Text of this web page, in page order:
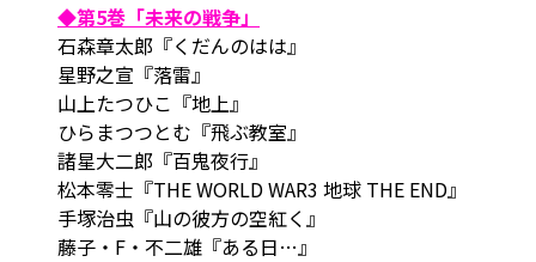
◆第5巻「未来の戦争」
石森章太郎『くだんのはは』
星野之宣『落雷』
山上たつひこ『地上』
ひらまつつとむ『飛ぶ教室』
諸星大二郎『百鬼夜行』
松本零士『THE WORLD WAR3 地球 THE END』
手塚治虫『山の彼方の空紅く』
藤子・F・不二雄『ある日…』